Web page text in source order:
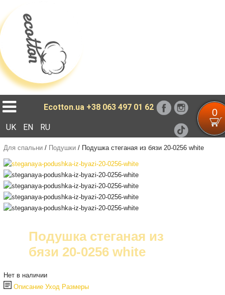
Ecotton.ua +38 063 497 01 62 0
UK EN RU
Для спальни/ Подушки/ Подушка стеганая из бязи 20-0256 white
Подушка стеганая из
бязи 20-0256 white
Нет в наличии
Описание Уход Размеры